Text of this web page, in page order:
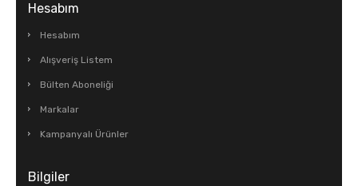
Hesabım
Hesabım
Alışveriş Listem
Bülten Aboneliği
Markalar
Kampanyalı Ürünler
Bilgiler